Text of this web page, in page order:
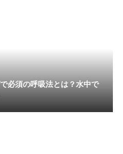
必須の呼吸法とは？水中で